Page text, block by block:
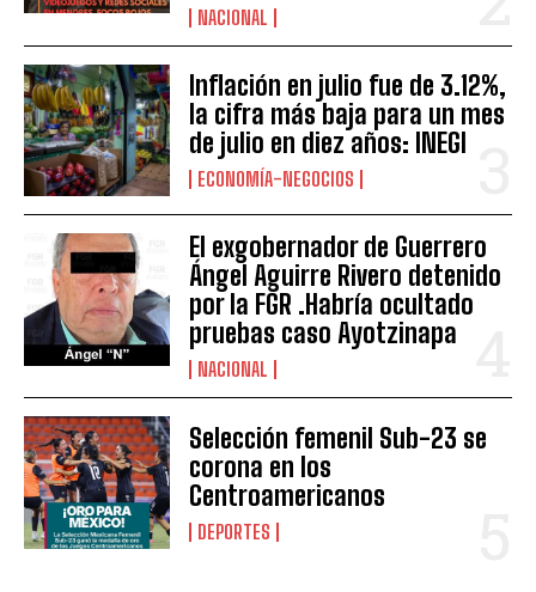
NACIONAL
Inflación en julio fue de 3.12%,
la cifra más baja para un mes
de julio en diez años: INEGI
ECONOMÍA-NEGOCIOS
El exgobernador de Guerrero
Ángel Aguirre Rivero detenido
por la FGR .Habría ocultado
pruebas caso Ayotzinapa
NACIONAL
Selección femenil Sub-23 se
corona en los
Centroamericanos
DEPORTES